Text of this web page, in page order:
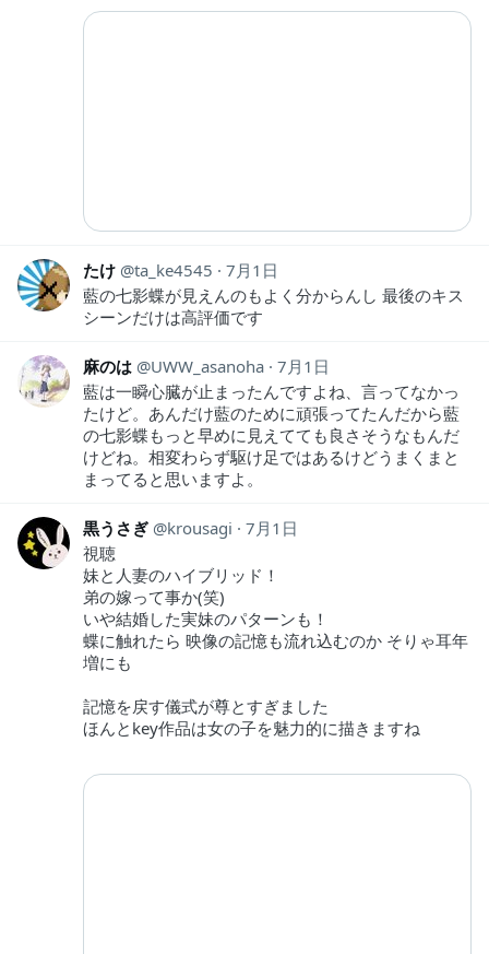
たけ ta_ke4545
7月1日
藍の七影蝶が見えんのもよく分からんし 最後のキス
シーンだけは高評価です
麻のは UWW_asanoha 7月1日
藍は一瞬心臓が止まったんですよね、言ってなかっ
たけど。あんだけ藍のために頑張ってたんだから藍
の七影蝶もっと早めに見えてても良さそうなもんだ
けどね。相変わらず駆け足ではあるけどうまくまと
まってると思いますよ。
黒うさぎ krousagi
7月1日
視聴
妹と人妻のハイブリッド！
弟の嫁って事か(笑)
いや結婚した実妹のパターンも！
蝶に触れたら 映像の記憶も流れ込むのか そりゃ耳年
増にも
記憶を戻す儀式が尊とすぎました
ほんとkey作品は女の子を魅力的に描きますね